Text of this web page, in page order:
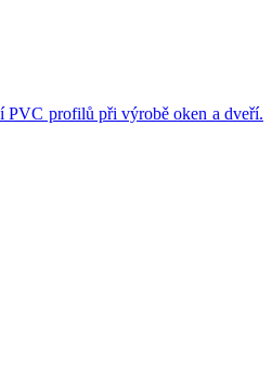
PVC profilů při výrobě oken a dveří.